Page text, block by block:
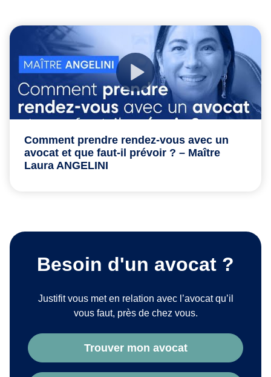
Comment prendre rendez-vous avec un
avocat et que faut-il prévoir ? – Maître
Laura ANGELINI
Besoin d'un avocat ?
Justifit vous met en relation avec l’avocat qu’il
vous faut, près de chez vous.
Trouver mon avocat